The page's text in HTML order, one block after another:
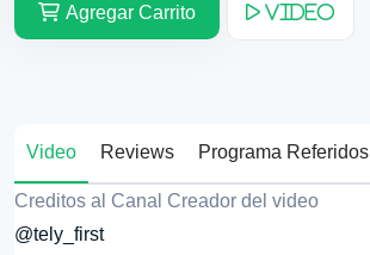
Agregar Carrito Video
Video Reviews Programa Referidos
Creditos al Canal Creador del video
@tely_first